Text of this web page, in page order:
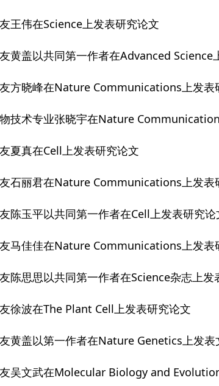
王伟在Science上发表研究论文
黄盖以共同第一作者在Advanced Science
方晓峰在Nature Communications上发表
技术专业张晓宇在Nature
夏真在Cell上发表研究论文
石丽君在Nature Communications上发表
陈玉平以共同第一作者在Cell上发表研究论
马佳佳在Nature Communications上发表
陈思思以共同第一作者在Science杂志上发
徐波在The Plant Cell上发表研究论文
黄盖以第一作者在Nature Genetics上发表
吴文武在Molecular Biology and